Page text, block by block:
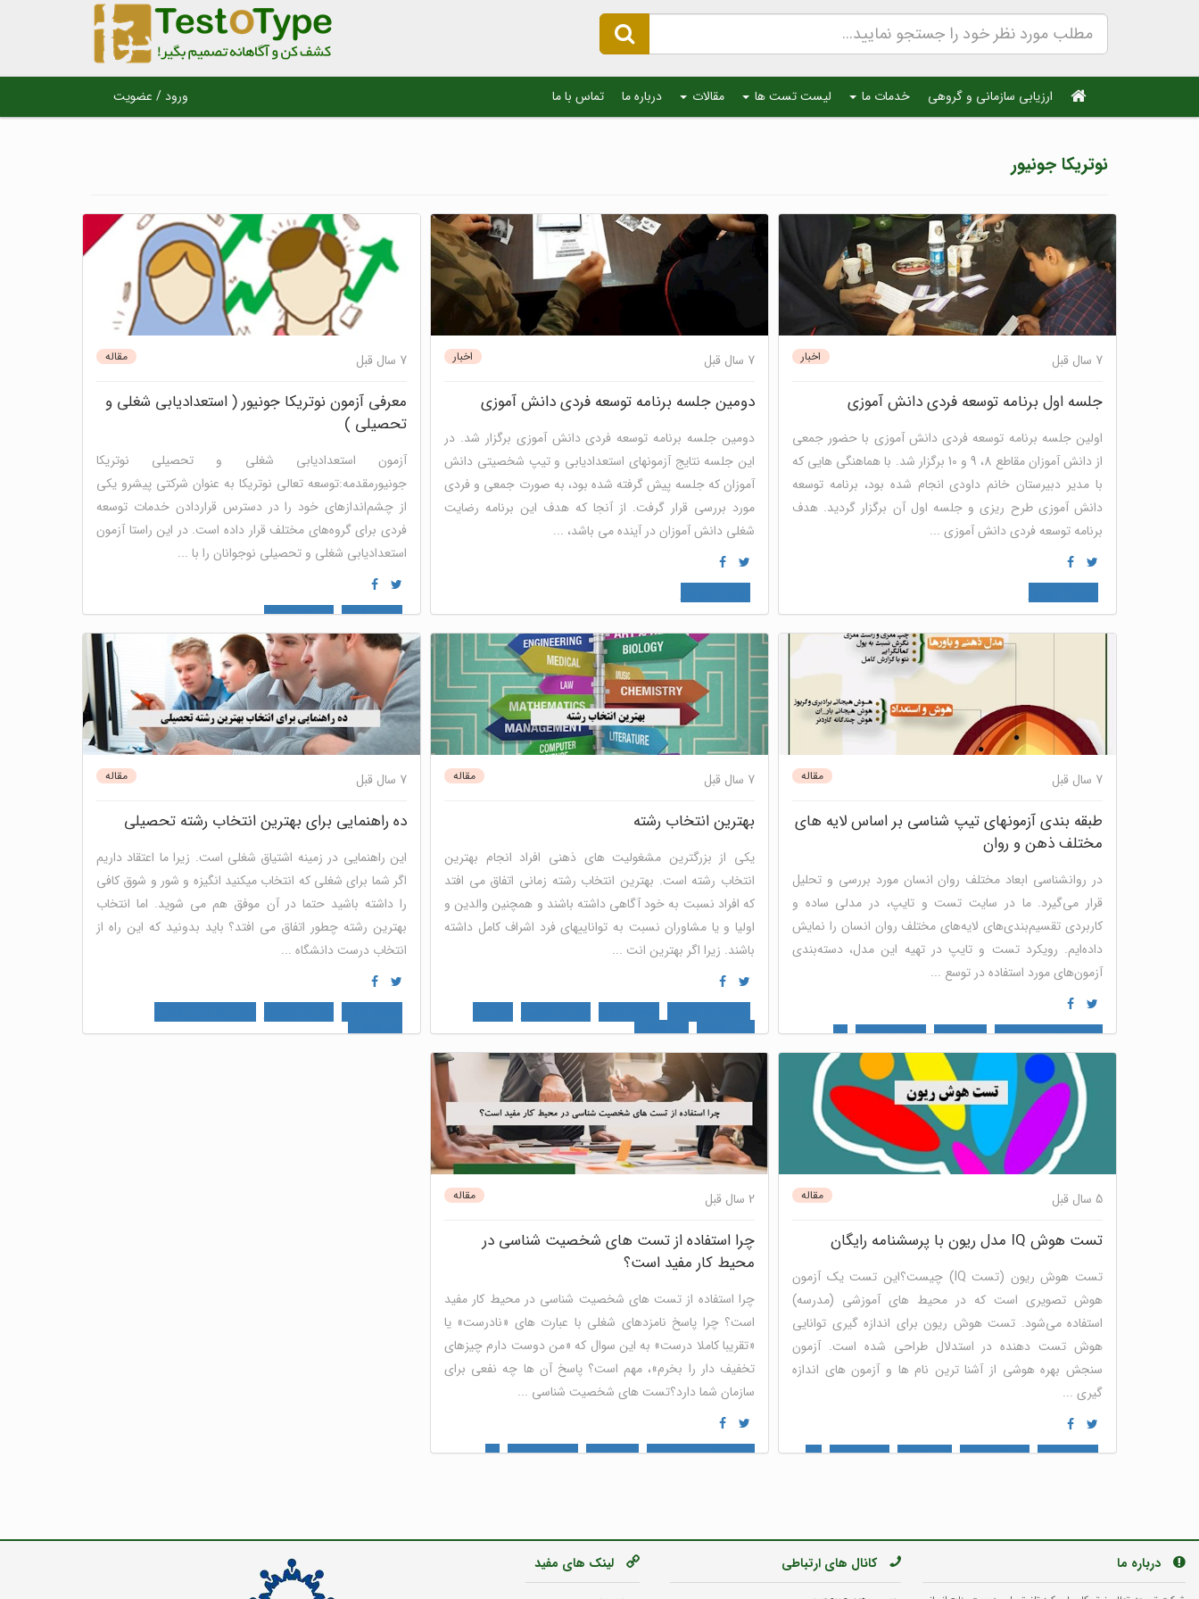
ارزیابی سازمانی و گروهی خدمات ما لیست تست ها مقالات درباره ما تماس با ما ورود / عضویت
نوتریکا جونیور
اخبار 7 سال قبل
جلسه اول برنامه توسعه فردی دانش آموزی
اولین جلسه برنامه توسعه فردی دانش آموزی با حضور جمعی
از دانش آموزان مقاطع 8، 9 و 10 برگزار شد. با هماهنگی هایی که
با مدیر دبیرستان خانم داودی انجام شده بود، برنامه توسعه
دانش آموزی طرح ریزی و جلسه اول آن برگزار گردید. هدف
برنامه توسعه فردی دانش آموزی ...
مقاله 7 سال قبل
طبقه بندی آزمونهای تیپ شناسی بر اساس لایه های
مختلف ذهن و روان
در روانشناسی ابعاد مختلف روان انسان مورد بررسی و تحلیل
قرار می‌گیرد. ما در سایت تست و تایپ، در مدلی ساده و
کاربردی تقسیم‌بندی‌های لایه‌های مختلف روان انسان را نمایش
داده‌ایم. رویکرد تست و تایپ در تهیه این مدل، دسته‌بندی
آزمون‌های مورد استفاده در توسع ...
mbti (ام بی تی آی) مدل ذهنی هوش هیجانی نئو
دیسک آرکتایپ قهرمان درون آیسنک شخصیت شناسی
توسعه فردی
نوتریکا جونیور نوتریکا 180 درجه
مصاحبه و
استخدام منابع انسانی پنل ارزیابی سازمانی و گروهی
مقاله 5 سال قبل
تست هوش IQ مدل ریون با پرسشنامه رایگان
تست هوش ریون (تست IQ) چیست؟این تست یک آزمون
هوش تصویری است که در محیط های آموزشی (مدرسه)
استفاده می‌شود. تست هوش ریون برای اندازه‌ گیری توانایی
هوش تست دهنده در استدلال طراحی شده‌ است. آزمون
سنجش بهره هوشی از آشنا ترین نام ها و آزمون های اندازه
گیری ...
توسعه فردی نوتریکا جونیور خودشناسی تست هوش پنل
اخبار 7 سال قبل
دومین جلسه برنامه توسعه فردی دانش آموزی
دومین جلسه برنامه توسعه فردی دانش آموزی برگزار شد. در
این جلسه نتایج آزمونهای استعدادیابی و تیپ شخصیتی دانش
آموزان که جلسه پیش گرفته شده بود، به صورت جمعی و فردی
مورد بررسی قرار گرفت. از آنجا که هدف این برنامه رضایت
شغلی دانش آموزان در آینده می باشد، ...
مقاله 7 سال قبل
بهترین انتخاب رشته
یکی از بزرگترین مشغولیت های ذهنی افراد انجام بهترین
انتخاب رشته است. بهترین انتخاب رشته زمانی اتفاق می افتد
که افراد نسبت به خود آگاهی داشته باشند و همچنین والدین و
اولیا و یا مشاوران نسبت به تواناییهای فرد اشراف کامل داشته
باشند. زیرا اگر بهترین انت ...
مسیر شغلی خودشناسی
مقاله 2 سال قبل
چرا استفاده از تست های شخصیت شناسی در
محیط کار مفید است؟
چرا استفاده از تست های شخصیت شناسی در محیط کار مفید
است؟ چرا پاسخ نامزدهای شغلی با عبارت های «نادرست» یا
«تقریبا کاملا درست» به این سوال که «من دوست دارم چیزهای
تخفیف دار را بخرم»، مهم است؟ پاسخ آن ها چه نفعی برای
سازمان شما دارد؟تست های شخصیت شناسی ...
mbti (ام بی تی آی) مدل ذهنی هوش هیجانی نئو
مقاله 7 سال قبل
معرفی آزمون نوتریکا جونیور ( استعدادیابی شغلی و
تحصیلی )
آزمون استعدادیابی شغلی و تحصیلی نوتریکا
جونیورمقدمه:توسعه تعالی نوتریکا به عنوان شرکتی پیشرو یکی
از چشم‌اندازهای خود را در دسترس قراردادن خدمات توسعه
فردی برای گروه‌های مختلف قرار داده است. در این راستا آزمون
استعدادیابی شغلی و تحصیلی نوجوانان را با ...
توسعه فردی نوتریکا جونیور
مقاله 7 سال قبل
ده راهنمایی برای بهترین انتخاب رشته تحصیلی
این راهنمایی در زمینه اشتیاق شغلی است. زیرا ما اعتقاد داریم
اگر شما برای شغلی که انتخاب میکنید انگیزه و شور و شوق کافی
را داشته باشید حتما در آن موفق هم می شوید. اما انتخاب
بهترین رشته چطور اتفاق می افتد؟ باید بدونید که این راه از
انتخاب درست دانشگاه ...
خودشناسی
درباره ما کانال های ارتباطی لینک های مفید